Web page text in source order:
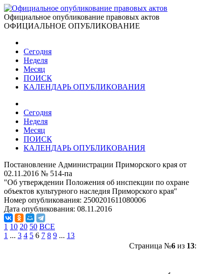
Официальное опубликование правовых актов
ОФИЦИАЛЬНОЕ ОПУБЛИКОВАНИЕ
Сегодня
Неделя
Месяц
ПОИСК
КАЛЕНДАРЬ ОПУБЛИКОВАНИЯ
Сегодня
Неделя
Месяц
ПОИСК
КАЛЕНДАРЬ ОПУБЛИКОВАНИЯ
Постановление Администрации Приморского края от
02.11.2016 № 514-па
"Об утверждении Положения об инспекции по охране
объектов культурного наследия Приморского края"
Номер опубликования: 2500201611080006
Дата опубликования: 08.11.2016
1 10 20 50 ВСЕ
1 ... 3 4 5 6 7 8 9 ... 13
Страница №6из 13: